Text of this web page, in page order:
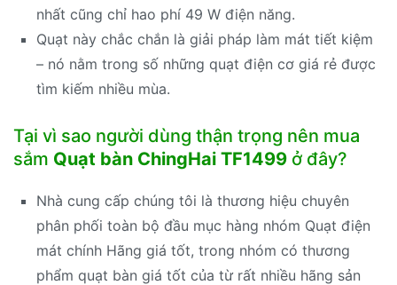
nhất cũng chỉ hao phí 49 W điện năng.
Quạt này chắc chắn là giải pháp làm mát tiết kiệm
– nó nằm trong số những quạt điện cơ giá rẻ được
tìm kiếm nhiều mùa.
Tại vì sao người dùng thận trọng nên mua
sắm Quạt bàn ChingHai TF1499 ở đây?
Nhà cung cấp chúng tôi là thương hiệu chuyên
phân phối toàn bộ đầu mục hàng nhóm Quạt điện
mát chính Hãng giá tốt, trong nhóm có thương
phẩm quạt bàn giá tốt của từ rất nhiều hãng sản